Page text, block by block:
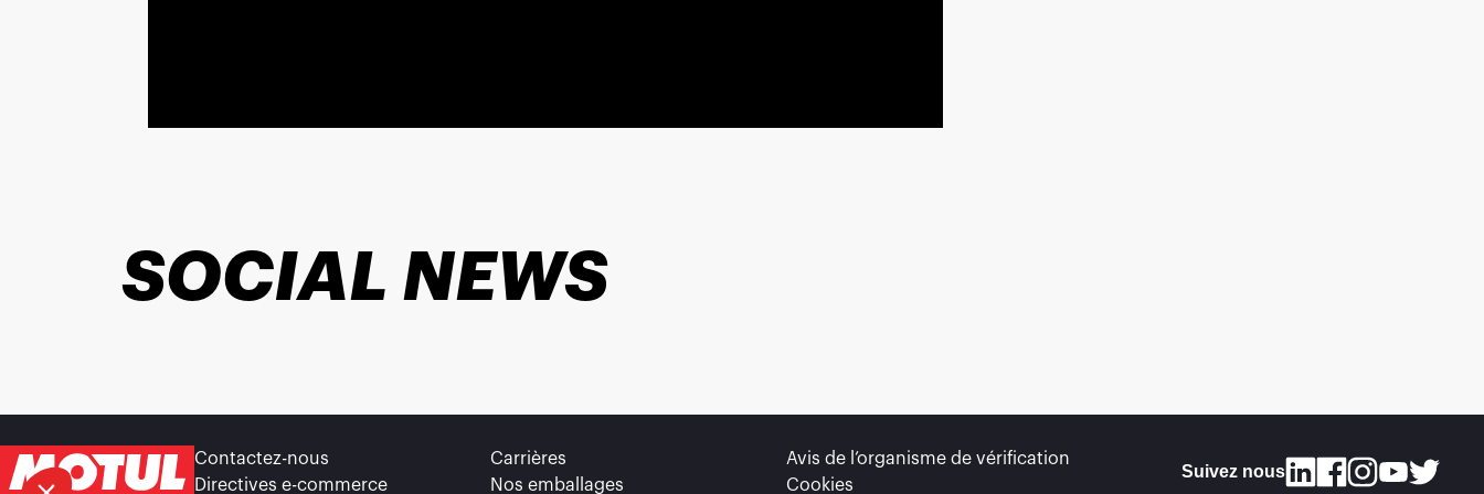
SOCIAL NEWS
Contactez-nous Carrières
Avis de l’organisme de vérification
Directives e-commerce
Nos emballages Cookies
Suivez nous